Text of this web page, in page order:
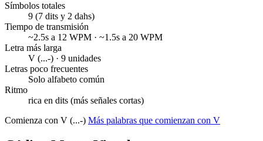
Símbolos totales
9 (7 dits y 2 dahs)
Tiempo de transmisión
~2.5s a 12 WPM · ~1.5s a 20 WPM
Letra más larga
V (...-) · 9 unidades
Letras poco frecuentes
Solo alfabeto común
Ritmo
rica en dits (más señales cortas)
Comienza con V (...-) Más palabras que comienzan con V